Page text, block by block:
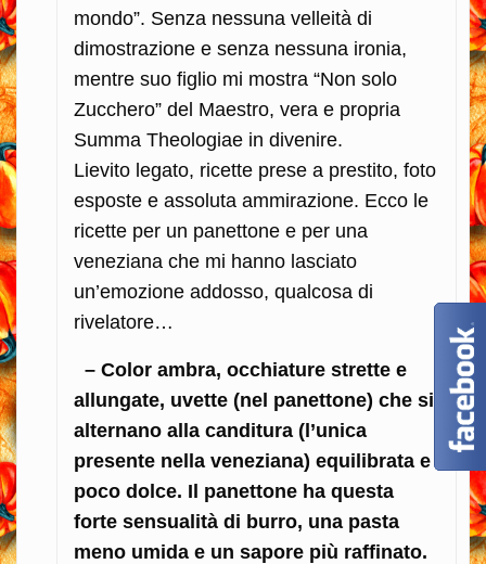
mondo”. Senza nessuna velleità di
dimostrazione e senza nessuna ironia,
mentre suo figlio mi mostra “Non solo
Zucchero” del Maestro, vera e propria
Summa Theologiae in divenire.
Lievito legato, ricette prese a prestito, foto
esposte e assoluta ammirazione. Ecco le
ricette per un panettone e per una
veneziana che mi hanno lasciato
un’emozione addosso, qualcosa di
rivelatore…
– Color ambra, occhiature strette e
allungate, uvette (nel panettone) che si
alternano alla canditura (l’unica
presente nella veneziana) equilibrata e
poco dolce. Il panettone ha questa
forte sensualità di burro, una pasta
meno umida e un sapore più raffinato.